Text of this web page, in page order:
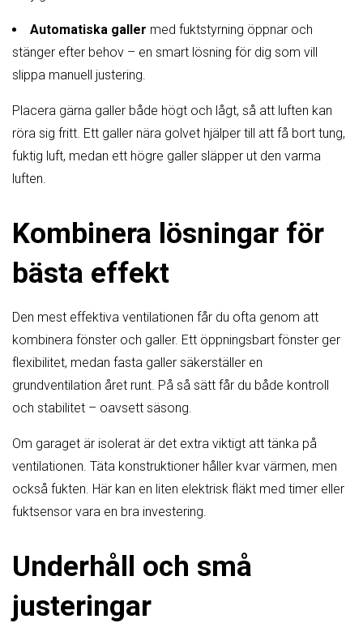
Automatiska galler med fuktstyrning öppnar och
stänger efter behov – en smart lösning för dig som vill
slippa manuell justering.
Placera gärna galler både högt och lågt, så att luften kan
röra sig fritt. Ett galler nära golvet hjälper till att få bort tung,
fuktig luft, medan ett högre galler släpper ut den varma
luften.
Kombinera lösningar för
bästa effekt
Den mest effektiva ventilationen får du ofta genom att
kombinera fönster och galler. Ett öppningsbart fönster ger
flexibilitet, medan fasta galler säkerställer en
grundventilation året runt. På så sätt får du både kontroll
och stabilitet – oavsett säsong.
Om garaget är isolerat är det extra viktigt att tänka på
ventilationen. Täta konstruktioner håller kvar värmen, men
också fukten. Här kan en liten elektrisk fläkt med timer eller
fuktsensor vara en bra investering.
Underhåll och små
justeringar